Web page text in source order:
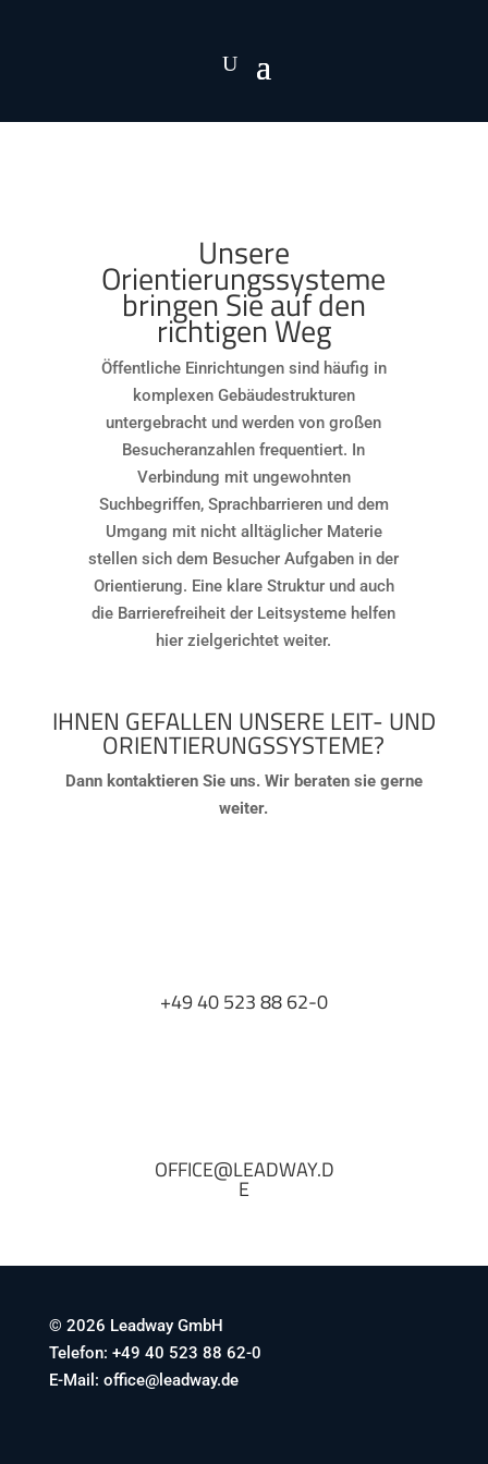
Unsere
Orientierungssysteme
bringen Sie auf den
richtigen Weg
Öffentliche Einrichtungen sind häufig in
komplexen Gebäudestrukturen
untergebracht und werden von großen
Besucheranzahlen frequentiert. In
Verbindung mit ungewohnten
Suchbegriffen, Sprachbarrieren und dem
Umgang mit nicht alltäglicher Materie
stellen sich dem Besucher Aufgaben in der
Orientierung. Eine klare Struktur und auch
die Barrierefreiheit der Leitsysteme helfen
hier zielgerichtet weiter.
IHNEN GEFALLEN UNSERE LEIT- UND
ORIENTIERUNGSSYSTEME?
Dann kontaktieren Sie uns. Wir beraten sie gerne
weiter.
+49 40 523 88 62-0
OFFICE@LEADWAY.D
E
© 2026 Leadway GmbH
Telefon: +49 40 523 88 62-0
E-Mail: office@leadway.de